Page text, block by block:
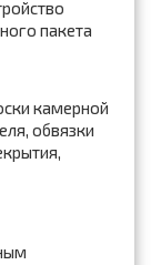
пакета
камерной
обвязки